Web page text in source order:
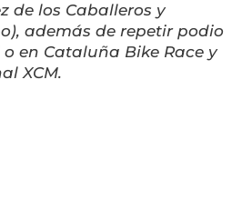
de los Caballeros y
además de repetir podio
en Cataluña Bike Race y
XCM.